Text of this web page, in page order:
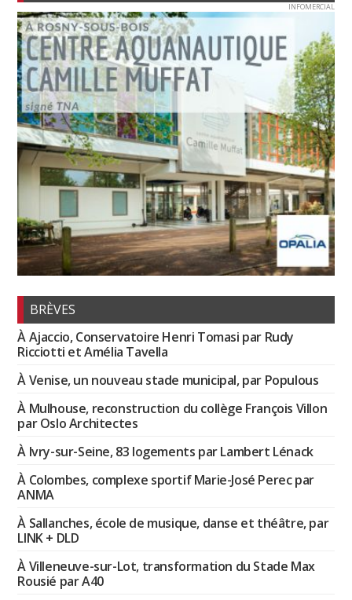
INFOMERCIAL
BRÈVES
À Ajaccio, Conservatoire Henri Tomasi par Rudy
Ricciotti et Amélia Tavella
À Venise, un nouveau stade municipal, par Populous
À Mulhouse, reconstruction du collège François Villon
par Oslo Architectes
À Ivry-sur-Seine, 83 logements par Lambert Lénack
À Colombes, complexe sportif Marie-José Perec par
ANMA
À Sallanches, école de musique, danse et théâtre, par
LINK + DLD
À Villeneuve-sur-Lot, transformation du Stade Max
Rousié par A40